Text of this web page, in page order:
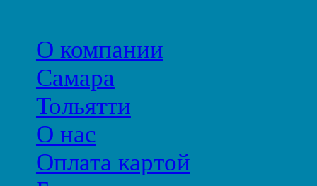
О компании
Самара
Тольятти
О нас
Оплата картой